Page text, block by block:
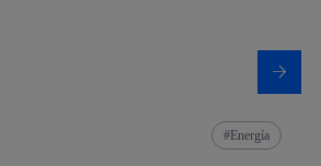
Energía